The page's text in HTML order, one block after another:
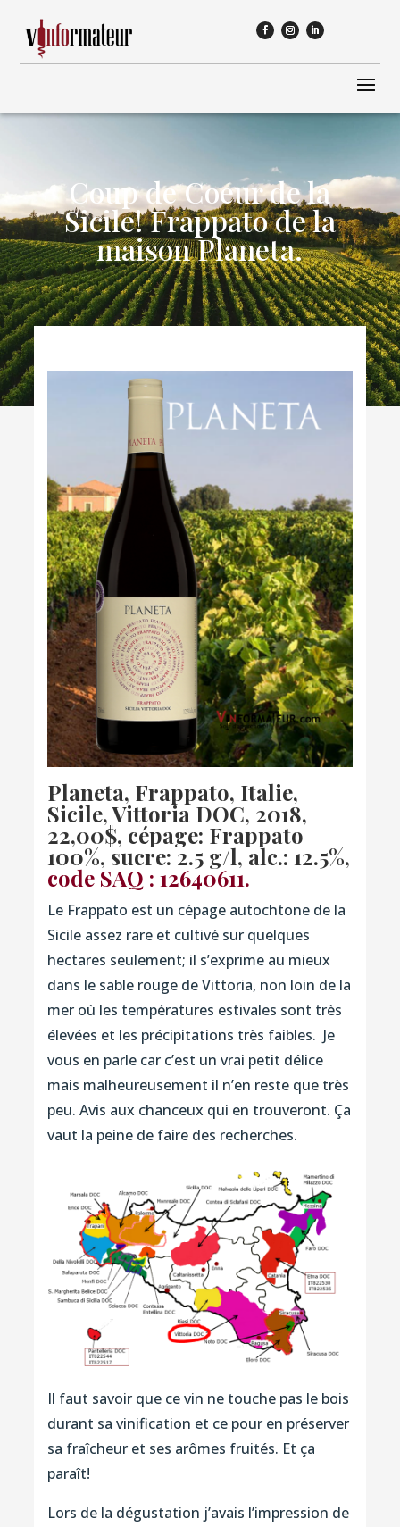
Coup de Coeur de la
Sicile! Frappato de la
maison Planeta.
Planeta, Frappato, Italie,
Sicile, Vittoria DOC, 2018,
22,00$, cépage: Frappato
100%, sucre: 2.5 g/l, alc.: 12.5%,
code SAQ : 12640611.
Le Frappato est un cépage autochtone de la
Sicile assez rare et cultivé sur quelques
hectares seulement; il s’exprime au mieux
dans le sable rouge de Vittoria, non loin de la
mer où les températures estivales sont très
élevées et les précipitations très faibles. Je
vous en parle car c’est un vrai petit délice
mais malheureusement il n’en reste que très
peu. Avis aux chanceux qui en trouveront. Ça
vaut la peine de faire des recherches.
Il faut savoir que ce vin ne touche pas le bois
durant sa vinification et ce pour en préserver
sa fraîcheur et ses arômes fruités. Et ça
paraît!
Lors de la dégustation j’avais l’impression de